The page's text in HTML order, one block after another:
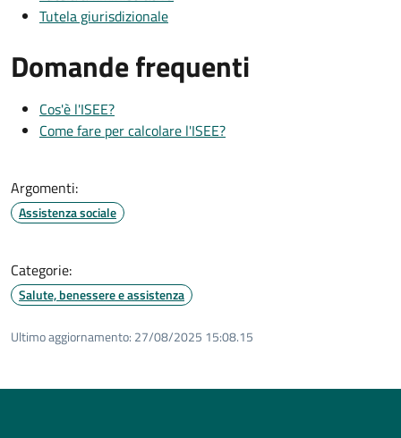
Tutela giurisdizionale
Domande frequenti
Cos'è l'ISEE?
Come fare per calcolare l'ISEE?
Argomenti:
Assistenza sociale
Categorie:
Salute, benessere e assistenza
Ultimo aggiornamento: 27/08/2025 15:08.15